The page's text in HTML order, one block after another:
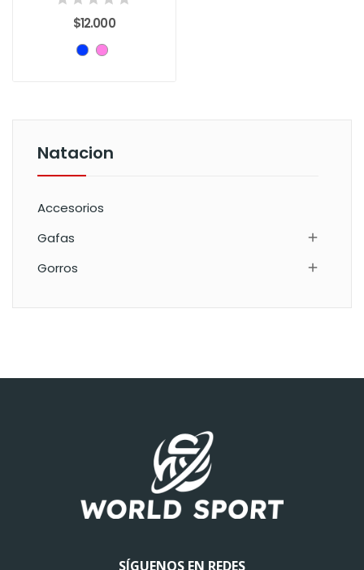
Natacion
Accesorios
Gafas

Gorros 
$12.000
SÍGUENOS EN REDES